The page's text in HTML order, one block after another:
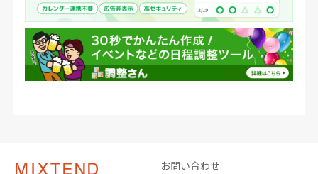
お問い合わせ